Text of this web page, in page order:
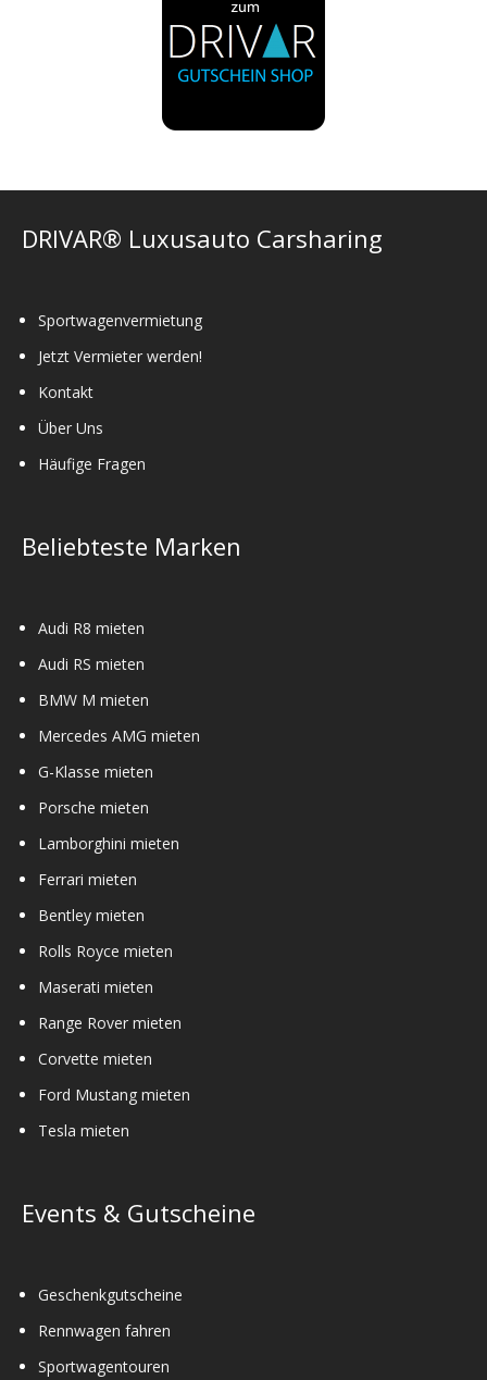
DRIVAR® Luxusauto Carsharing
Sportwagenvermietung
Jetzt Vermieter werden!
Kontakt
Über Uns
Häufige Fragen
Beliebteste Marken
Audi R8 mieten
Audi RS mieten
BMW M mieten
Mercedes AMG mieten
G-Klasse mieten
Porsche mieten
Lamborghini mieten
Ferrari mieten
Bentley mieten
Rolls Royce mieten
Maserati mieten
Range Rover mieten
Corvette mieten
Ford Mustang mieten
Tesla mieten
Events & Gutscheine
Geschenkgutscheine
Rennwagen fahren
Sportwagentouren